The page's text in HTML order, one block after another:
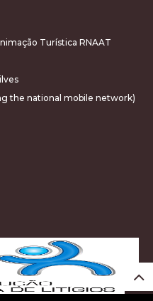
Turística RNAAT
the national mobile network)